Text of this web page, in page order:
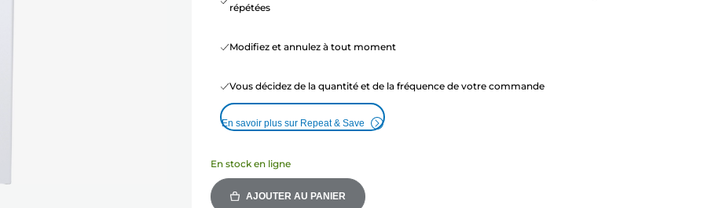
répétées
Modifiez et annulez à tout moment
Vous décidez de la quantité et de la fréquence de votre commande
En savoir plus sur Repeat & Save
En stock en ligne
AJOUTER AU PANIER